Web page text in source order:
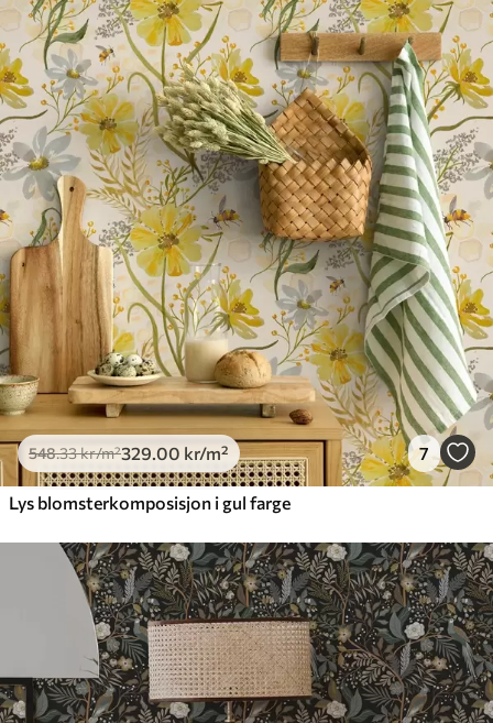
548.33kr/m²329.00 kr/m² 7
Lys blomsterkomposisjon i gul farge